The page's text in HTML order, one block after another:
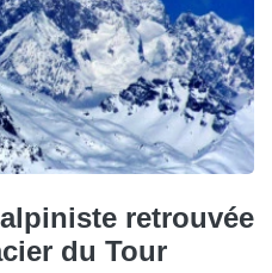
retrouvée
du Tour